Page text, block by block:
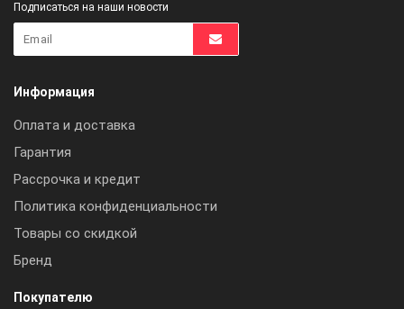
Подписаться на наши новости
Информация
Оплата и доставка
Гарантия
Рассрочка и кредит
Политика конфиденциальности
Товары со скидкой
Бренд
Покупателю